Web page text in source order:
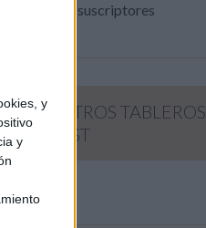
y
y
otros 371K suscriptores
NUESTROS TABLEROS